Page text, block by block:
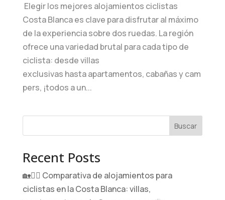
Elegir los mejores alojamientos ciclistas
Costa Blanca es clave para disfrutar al máximo
de la experiencia sobre dos ruedas. La región
ofrece una variedad brutal para cada tipo de
ciclista: desde villas
exclusivas hasta apartamentos, cabañas y cam
pers, ¡todos a un...
Buscar
Recent Posts
🏡🚴‍♂️ Comparativa de alojamientos para
ciclistas en la Costa Blanca: villas,